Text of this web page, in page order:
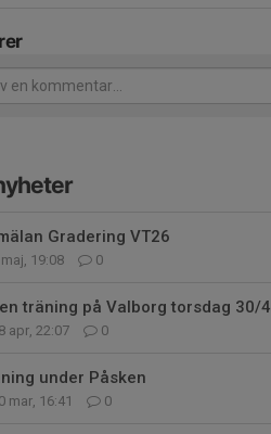
Gradering VT26
19:08 0
träning på Valborg torsdag 30/4
apr, 22:07 0
under Påsken
mar, 16:41 0